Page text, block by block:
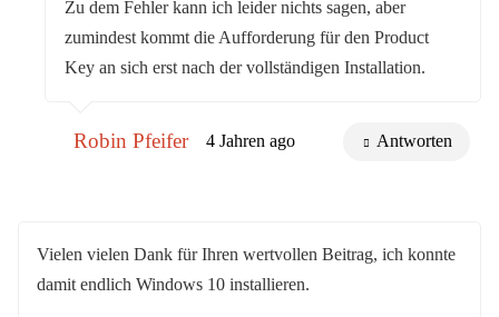
Zu dem Fehler kann ich leider nichts sagen, aber
zumindest kommt die Aufforderung für den Product
Key an sich erst nach der vollständigen Installation.
Robin Pfeifer 4 Jahren ago Antworten
Vielen vielen Dank für Ihren wertvollen Beitrag, ich konnte
damit endlich Windows 10 installieren.